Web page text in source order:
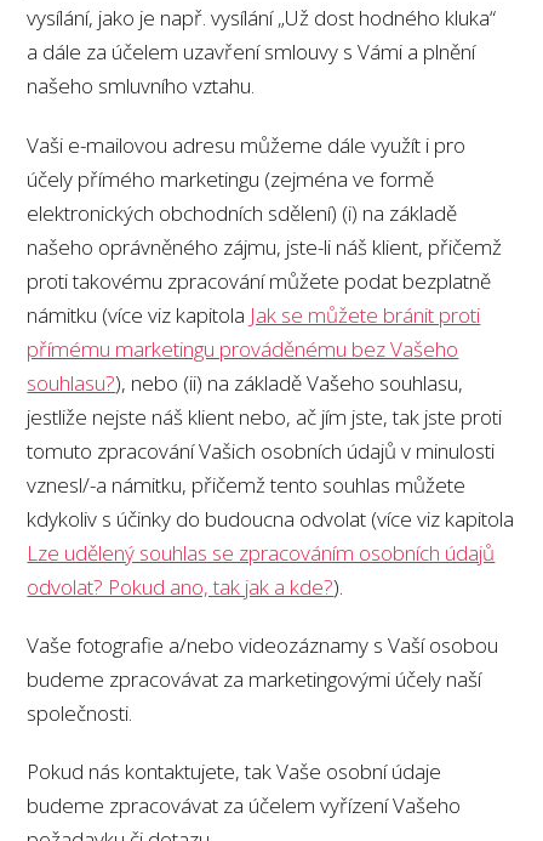
vysílání, jako je např. vysílání „Už dost hodného kluka“
a dále za účelem uzavření smlouvy s Vámi a plnění
našeho smluvního vztahu.
Vaši e-mailovou adresu můžeme dále využít i pro
účely přímého marketingu (zejména ve formě
elektronických obchodních sdělení) (i) na základě
našeho oprávněného zájmu, jste-li náš klient, přičemž
proti takovému zpracování můžete podat bezplatně
námitku (více viz kapitola Jak se můžete bránit proti
přímému marketingu prováděnému bez Vašeho
souhlasu?), nebo (ii) na základě Vašeho souhlasu,
jestliže nejste náš klient nebo, ač jím jste, tak jste proti
tomuto zpracování Vašich osobních údajů v minulosti
vznesl/-a námitku, přičemž tento souhlas můžete
kdykoliv s účinky do budoucna odvolat (více viz kapitola
Lze udělený souhlas se zpracováním osobních údajů
odvolat? Pokud ano, tak jak a kde?).
Vaše fotografie a/nebo videozáznamy s Vaší osobou
budeme zpracovávat za marketingovými účely naší
společnosti.
Pokud nás kontaktujete, tak Vaše osobní údaje
budeme zpracovávat za účelem vyřízení Vašeho